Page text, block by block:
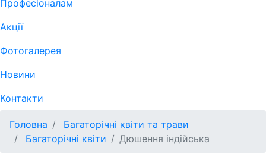
Професіоналам
Акції
Фотогалерея
Новини
Контакти
Головна
Багаторічні квіти та трави
Багаторічні квіти
Дюшення індійська